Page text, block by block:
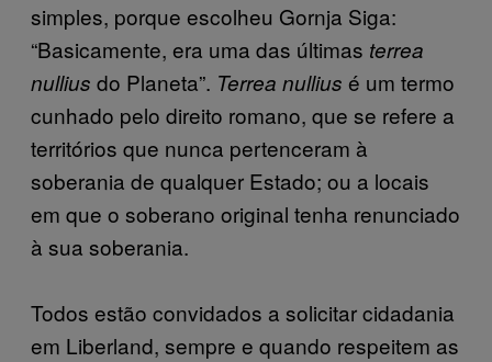
simples, porque escolheu Gornja Siga:
“Basicamente, era uma das últimas terrea
nullius do Planeta”. Terrea nullius é um termo
cunhado pelo direito romano, que se refere a
territórios que nunca pertenceram à
soberania de qualquer Estado; ou a locais
em que o soberano original tenha renunciado
à sua soberania.
Todos estão convidados a solicitar cidadania
em Liberland, sempre e quando respeitem as